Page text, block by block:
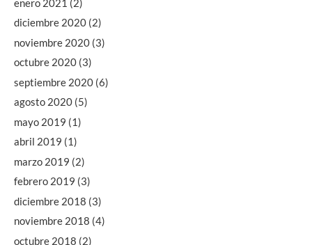
enero 2021 (2)
diciembre 2020 (2)
noviembre 2020 (3)
octubre 2020 (3)
septiembre 2020 (6)
agosto 2020 (5)
mayo 2019 (1)
abril 2019 (1)
marzo 2019 (2)
febrero 2019 (3)
diciembre 2018 (3)
noviembre 2018 (4)
octubre 2018 (2)